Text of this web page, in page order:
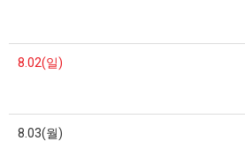
8.02(일)
8.03(월)